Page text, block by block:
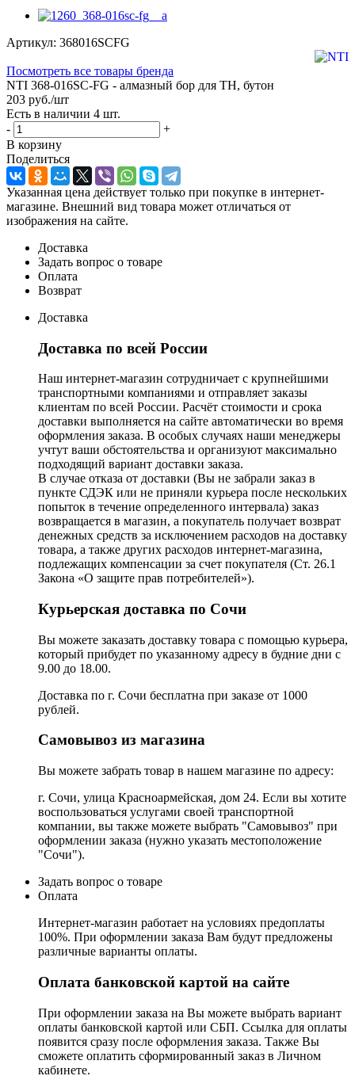
Артикул: 368016SCFG
Посмотреть все товары бренда
NTI 368-016SC-FG - алмазный бор для ТН, бутон
203 руб./шт
Есть в наличии 4 шт.
-
+
В корзину
Поделиться
Указанная цена действует только при покупке в интернет-
магазине. Внешний вид товара может отличаться от
изображения на сайте.
Доставка
Задать вопрос о товаре
Оплата
Возврат
Доставка
Доставка по всей России
Наш интернет-магазин сотрудничает с крупнейшими
транспортными компаниями и отправляет заказы
клиентам по всей России. Расчёт стоимости и срока
доставки выполняется на сайте автоматически во время
оформления заказа. В особых случаях наши менеджеры
учтут ваши обстоятельства и организуют максимально
подходящий вариант доставки заказа.
В случае отказа от доставки (Вы не забрали заказ в
пункте СДЭК или не приняли курьера после нескольких
попыток в течение определенного интервала) заказ
возвращается в магазин, а покупатель получает возврат
денежных средств за исключением расходов на доставку
товара, а также других расходов интернет-магазина,
подлежащих компенсации за счет покупателя (Ст. 26.1
Закона «О защите прав потребителей»).
Курьерская доставка по Сочи
Вы можете заказать доставку товара с помощью курьера,
который прибудет по указанному адресу в будние дни с
9.00 до 18.00.
Доставка по г. Сочи бесплатна при заказе от 1000
рублей.
Самовывоз из магазина
Вы можете забрать товар в нашем магазине по адресу:
г. Сочи, улица Красноармейская, дом 24. Если вы хотите
воспользоваться услугами своей транспортной
компании, вы также можете выбрать "Самовывоз" при
оформлении заказа (нужно указать местоположение
"Сочи").
Задать вопрос о товаре
Оплата
Интернет-магазин работает на условиях предоплаты
100%. При оформлении заказа Вам будут предложены
различные варианты оплаты.
Оплата банковской картой на сайте
При оформлении заказа на Вы можете выбрать вариант
оплаты банковской картой или СБП. Ссылка для оплаты
появится сразу после оформления заказа. Также Вы
сможете оплатить сформированный заказ в Личном
кабинете.